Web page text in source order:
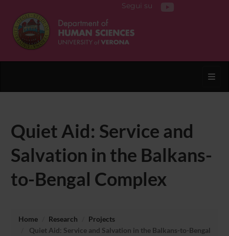
Segui su
Quiet Aid: Service and
Salvation in the Balkans-
to-Bengal Complex
Home Research
Projects
Quiet Aid: Service and Salvation in the Balkans-to-Bengal